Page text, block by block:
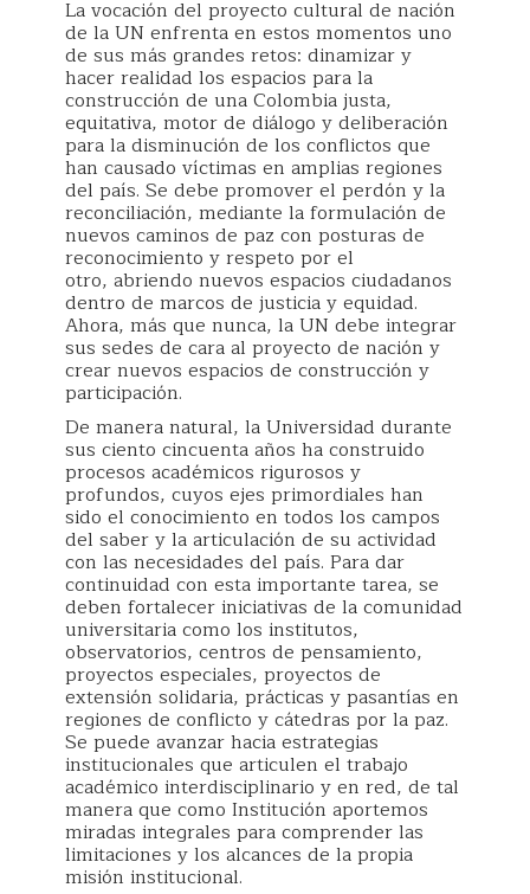
La vocación del proyecto cultural de nación
de la UN enfrenta en estos momentos uno
de sus más grandes retos: dinamizar y
hacer realidad los espacios para la
construcción de una Colombia justa,
equitativa, motor de diálogo y deliberación
para la disminución de los conflictos que
han causado víctimas en amplias regiones
del país. Se debe promover el perdón y la
reconciliación, mediante la formulación de
nuevos caminos de paz con posturas de
reconocimiento y respeto por el
otro, abriendo nuevos espacios ciudadanos
dentro de marcos de justicia y equidad.
Ahora, más que nunca, la UN debe integrar
sus sedes de cara al proyecto de nación y
crear nuevos espacios de construcción y
participación.
De manera natural, la Universidad durante
sus ciento cincuenta años ha construido
procesos académicos rigurosos y
profundos, cuyos ejes primordiales han
sido el conocimiento en todos los campos
del saber y la articulación de su actividad
con las necesidades del país. Para dar
continuidad con esta importante tarea, se
deben fortalecer iniciativas de la comunidad
universitaria como los institutos,
observatorios, centros de pensamiento,
proyectos especiales, proyectos de
extensión solidaria, prácticas y pasantías en
regiones de conflicto y cátedras por la paz.
Se puede avanzar hacia estrategias
institucionales que articulen el trabajo
académico interdisciplinario y en red, de tal
manera que como Institución aportemos
miradas integrales para comprender las
limitaciones y los alcances de la propia
misión institucional.